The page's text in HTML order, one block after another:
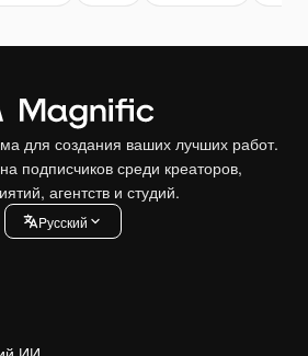
для создания ваших лучших работ.
подписчиков среди креаторов,
агентств и студий.
Pусский